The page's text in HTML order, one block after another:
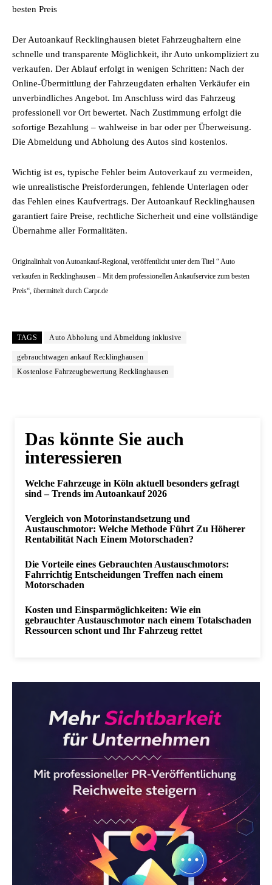
besten Preis
Der Autoankauf Recklinghausen bietet Fahrzeughaltern eine
schnelle und transparente Möglichkeit, ihr Auto unkompliziert zu
verkaufen. Der Ablauf erfolgt in wenigen Schritten: Nach der
Online-Übermittlung der Fahrzeugdaten erhalten Verkäufer ein
unverbindliches Angebot. Im Anschluss wird das Fahrzeug
professionell vor Ort bewertet. Nach Zustimmung erfolgt die
sofortige Bezahlung – wahlweise in bar oder per Überweisung.
Die Abmeldung und Abholung des Autos sind kostenlos.
Wichtig ist es, typische Fehler beim Autoverkauf zu vermeiden,
wie unrealistische Preisforderungen, fehlende Unterlagen oder
das Fehlen eines Kaufvertrags. Der Autoankauf Recklinghausen
garantiert faire Preise, rechtliche Sicherheit und eine vollständige
Übernahme aller Formalitäten.
Originalinhalt von Autoankauf-Regional, veröffentlicht unter dem Titel “ Auto
verkaufen in Recklinghausen – Mit dem professionellen Ankaufservice zum besten
Preis“, übermittelt durch Carpr.de
TAGS Auto Abholung und Abmeldung inklusive
gebrauchtwagen ankauf Recklinghausen
Kostenlose Fahrzeugbewertung Recklinghausen
Das könnte Sie auch
interessieren
Welche Fahrzeuge in Köln aktuell besonders gefragt
sind – Trends im Autoankauf 2026
Vergleich von Motorinstandsetzung und
Austauschmotor: Welche Methode Führt Zu Höherer
Rentabilität Nach Einem Motorschaden?
Die Vorteile eines Gebrauchten Austauschmotors:
Fahrrichtig Entscheidungen Treffen nach einem
Motorschaden
Kosten und Einsparmöglichkeiten: Wie ein
gebrauchter Austauschmotor nach einem Totalschaden
Ressourcen schont und Ihr Fahrzeug rettet